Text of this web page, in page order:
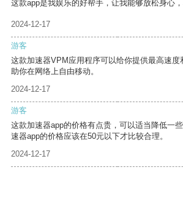
这款app是我娱乐的好帮手，让我能够放松身心，
2024-12-17
游客
这款加速器VPM应用程序可以给你提供最高速度
助你在网络上自由移动。
2024-12-17
游客
这款加速器app的价格有点贵，可以适当降低一
速器app的价格应该在50元以下才比较合理。
2024-12-17